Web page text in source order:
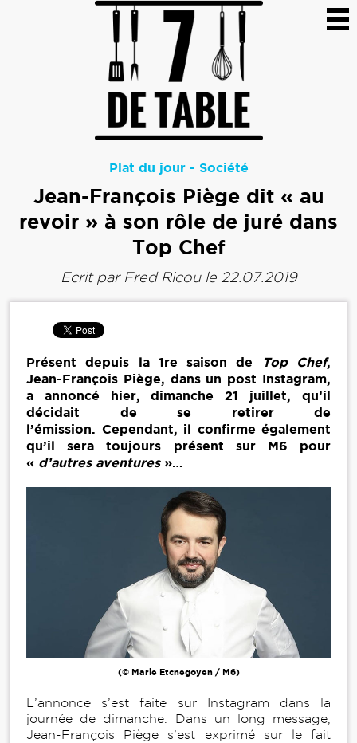
Plat du jour- Société
Jean-François Piège dit « au
revoir » à son rôle de juré dans
Top Chef
Ecrit par Fred Ricoule 22.07.2019
Présent depuis la 1re saison de Top Chef,
Jean-François Piège, dans un post Instagram,
a annoncé hier, dimanche 21 juillet, qu’il
décidait de se retirer de
l’émission. Cependant, il confirme également
qu’il sera toujours présent sur M6 pour
« d’autres aventures»…
(© Marie Etchegoyen / M6)
L’annonce s’est faite sur Instagram dans la
journée de dimanche. Dans un long message,
Jean-François Piège s’est exprimé sur le fait